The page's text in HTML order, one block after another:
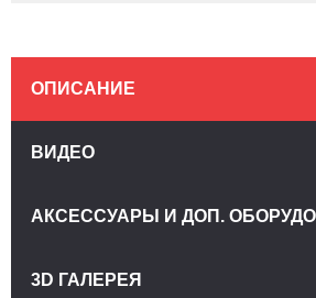
ОПИСАНИЕ
ВИДЕО
АКСЕССУАРЫ И ДОП.
3D ГАЛЕРЕЯ